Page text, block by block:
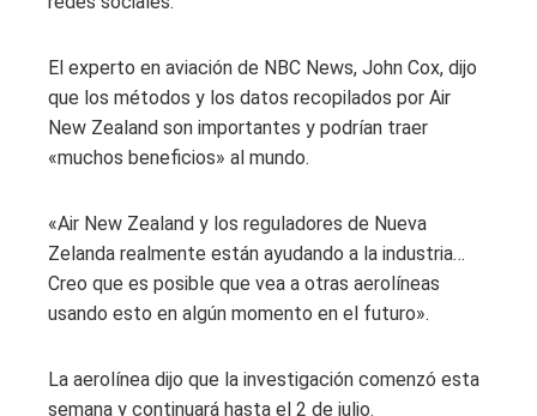
El experto en aviación de NBC News, John Cox, dijo
que los métodos y los datos recopilados por Air
New Zealand son importantes y podrían traer
«muchos beneficios» al mundo.
«Air New Zealand y los reguladores de Nueva
Zelanda realmente están ayudando a la industria…
Creo que es posible que vea a otras aerolíneas
usando esto en algún momento en el futuro».
La aerolínea dijo que la investigación comenzó esta
semana y continuará hasta el 2 de julio.